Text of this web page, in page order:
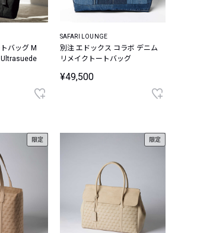
バッグ M
Ultrasuede
SAFARI LOUNGE
別注 エドックス コラボ デニム
リメイクトートバッグ
¥49,500
限定 限定